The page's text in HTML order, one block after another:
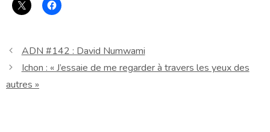
ADN #142 : David Numwami
Ichon : « J’essaie de me regarder à travers les yeux des
autres »